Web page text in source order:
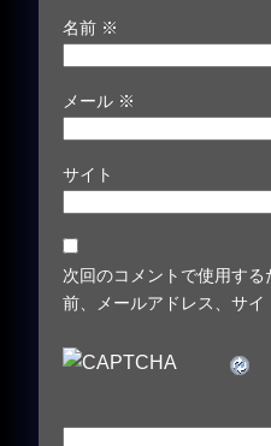
名前 ※
メール ※
サイト
次回のコメントで使用す
前、メールアドレス、サイ